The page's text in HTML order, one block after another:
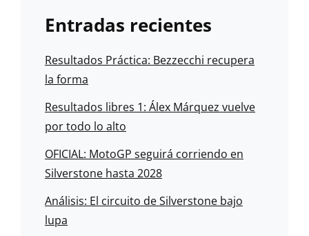
Entradas recientes
Resultados Práctica: Bezzecchi recupera
la forma
Resultados libres 1: Álex Márquez vuelve
por todo lo alto
OFICIAL: MotoGP seguirá corriendo en
Silverstone hasta 2028
Análisis: El circuito de Silverstone bajo
lupa